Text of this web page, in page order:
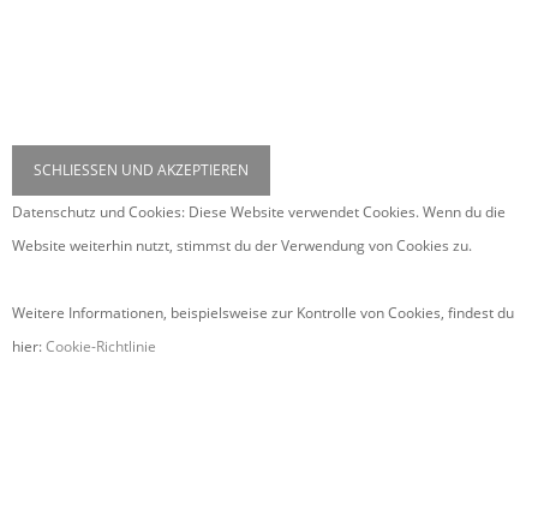
Datenschutz und Cookies: Diese Website verwendet Cookies. Wenn du die
Website weiterhin nutzt, stimmst du der Verwendung von Cookies zu.
Weitere Informationen, beispielsweise zur Kontrolle von Cookies, findest du
hier:Cookie-Richtlinie